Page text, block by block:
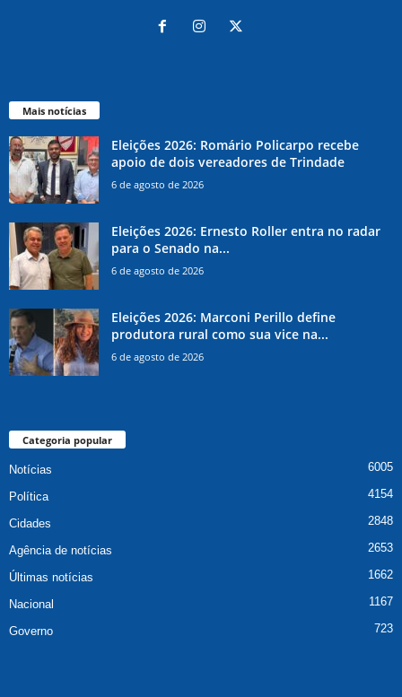
Mais notícias
Eleições 2026: Romário Policarpo recebe
apoio de dois vereadores de Trindade
6 de agosto de 2026
Eleições 2026: Ernesto Roller entra no radar
para o Senado na...
6 de agosto de 2026
Eleições 2026: Marconi Perillo define
produtora rural como sua vice na...
6 de agosto de 2026
Categoria popular
Notícias 6005
Política 4154
Cidades 2848
Agência de notícias 2653
Últimas notícias 1662
Nacional 1167
Governo 723